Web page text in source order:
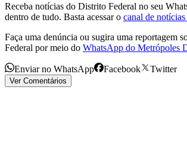
Receba notícias do Distrito Federal no seu
dentro de tudo. Basta acessar o canal de
Faça uma denúncia ou sugira uma reportagem
Federal por meio do WhatsApp do Metrópoles
Enviar no WhatsApp Facebook Twitter
Ver Comentários